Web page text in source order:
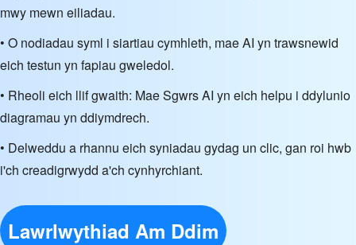
mwy mewn eiliadau.
• O nodiadau syml i siartiau cymhleth, mae AI yn trawsnewid
eich testun yn fapiau gweledol.
• Rheoli eich llif gwaith: Mae Sgwrs AI yn eich helpu i ddylunio
diagramau yn ddiymdrech.
• Delweddu a rhannu eich syniadau gydag un clic, gan roi hwb
i'ch creadigrwydd a'ch cynhyrchiant.
Lawrlwythiad Am Ddim